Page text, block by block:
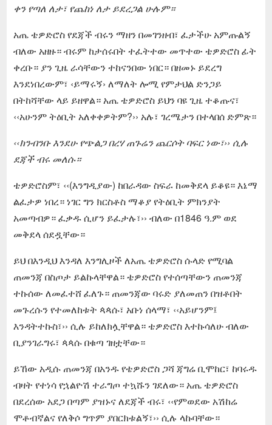
ቀን የጣለ ለታ፣ የጨከነ ለታ ይደረጋል ሁሉም።
አጤ ቴዎድሮስ የደጃች ብሩን ማዘን በመገንዘብ፣ ፈታችሁ አምጡልኝ
ብለው አዘዙ። ብሩም ከታሰሩበት ተፈትተው መጥተው ቴዎድሮስ ፊት
ቀረቡ። ያን ጊዜ ራሳቸውን ተከናንበው ነበር። በዘመኑ ይደረግ
እንደነበረውም፣ ‹ይማሩኝ› ለማለት ሎሚ የምታህል ድንጋይ
በትከሻቸው ላይ ይዘዋል። አጤ ቴዎድሮስ ይህን ባዩ ጊዜ ተቆጡና፣
‹‹አሁንም ትዕቢት አለቀቀዎትም?›› አሉ፣ ገረሜታን በተላበሰ ድምጽ።
‹‹ክንብንቡ እንደሁ የጭልጋ በረሃ ጠጉሬን ጨርሶት ባፍር ነው፣›› ሲሉ
ደጃች ብሩ መለሱ።
ቴዎድሮስም፣ ‹‹(እንግዲያው) ከበራዳው ስፍራ ከመቅደላ ይቆዩ። እኔማ
ልፈታዎ ነበረ። ነገር ግን ክርስቶስ ማቆያ የትዕቢት ምክንያት
አመጣብዎ። ፈቃዱ ሲሆን ይፈታሉ፣›› ብለው በ1846 ዓ.ም ወደ
መቅደላ ሰደዷቸው።
ይህ በእንዲህ እንዳለ እንግሊዞች ለአጤ ቴዎድሮስ ሱላድ የሚባል
ጠመንጃ በስጦታ ይልኩላቸዋል። ቴዎድሮስ የተሰጣቸውን ጠመንጃ
ተኩሰው ለመፈተሸ ፈለጉ። ጠመንጃው ባሩድ ያለመጠን በዝቶበት
መጉረሱን የተመለከቱት ጳጳሱ፣ አቡነ ሰላማ፣ ‹‹አይሆንም፤
እንዳትተኩስ፣›› ሲሉ ይከለክሏቸዋል። ቴዎድሮስ እተኩሳለሁ ብለው
ቢያንገራግሩ፣ ጳጳሱ በቁጣ ገዘቷቸው።
ይኸው አዲሱ ጠመንጃ በአንዱ የቴዎድሮስ ጋሻ ጃግሬ ቢሞከር፣ ከባሩዱ
ብዛት የተነሳ የኋልዮሽ ተራግጦ ተኳሹን ገደለው። አጤ ቴዎድሮስ
በደረሰው አደጋ በጣም ያዝኑና ለደጃች ብሩ፣ ‹‹የምወደው አሽከሬ
ሞቶብኛልና የለቅሶ ግጥም ያበርክቱልኝ፣›› ሲሉ ላኩባቸው።